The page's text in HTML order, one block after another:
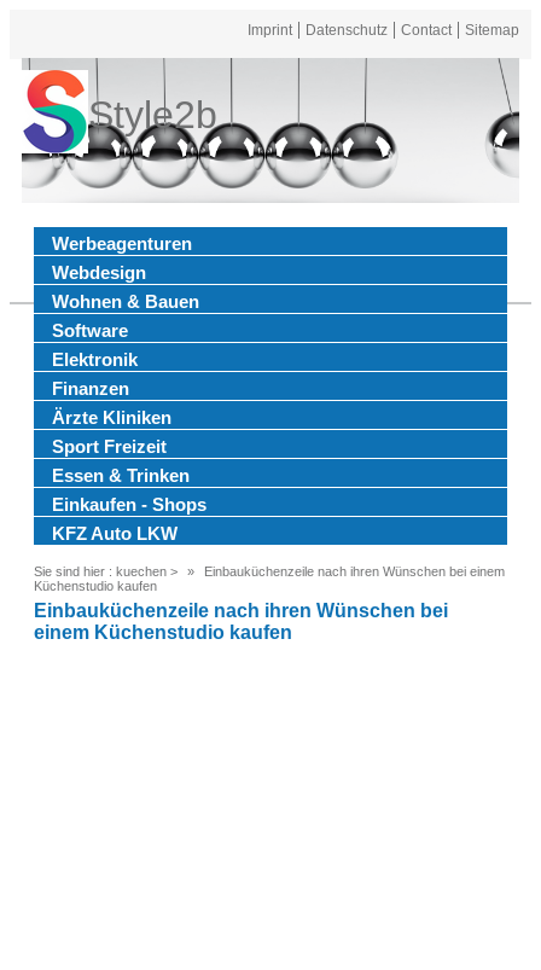
Imprint Datenschutz Contact Sitemap
Style2b
Werbeagenturen
Webdesign
Wohnen & Bauen
Software
Elektronik
Finanzen
Ärzte Kliniken
Sport Freizeit
Essen & Trinken
Einkaufen - Shops
KFZ Auto LKW
Sie sind hier : kuechen >
Einbauküchenzeile nach ihren Wünschen bei einem
Küchenstudio kaufen
Einbauküchenzeile nach ihren Wünschen bei
einem Küchenstudio kaufen